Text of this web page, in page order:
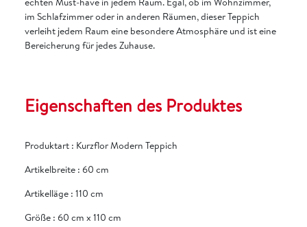
im Schlafzimmer oder in anderen Räumen, dieser Teppich
verleiht jedem Raum eine besondere Atmosphäre und ist eine
Bereicherung für jedes Zuhause.
Eigenschaften des Produktes
Produktart : Kurzflor Modern Teppich
Artikelbreite : 60 cm
Artikelläge : 110 cm
Größe : 60 cm x 110 cm